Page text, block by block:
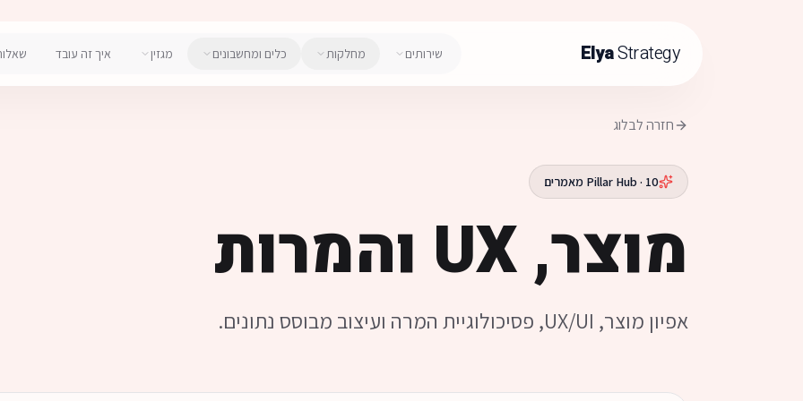
ElyaStrategy שירותים מחלקות כלים ומחשבונים מגזין איך זה עובד
חזרה לבלוג
Pillar Hub · 10 מאמרים
מוצר, UX והמרות
אפיון מוצר, UX/UI, פסיכולוגיית המרה ועיצוב מבוסס נתונים.